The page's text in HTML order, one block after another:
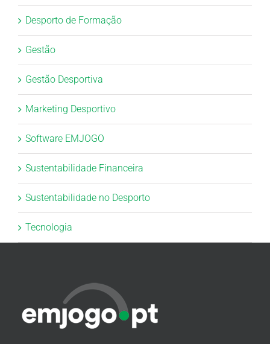
Desporto de Formação
Gestão
Gestão Desportiva
Marketing Desportivo
Software EMJOGO
Sustentabilidade Financeira
Sustentabilidade no Desporto
Tecnologia